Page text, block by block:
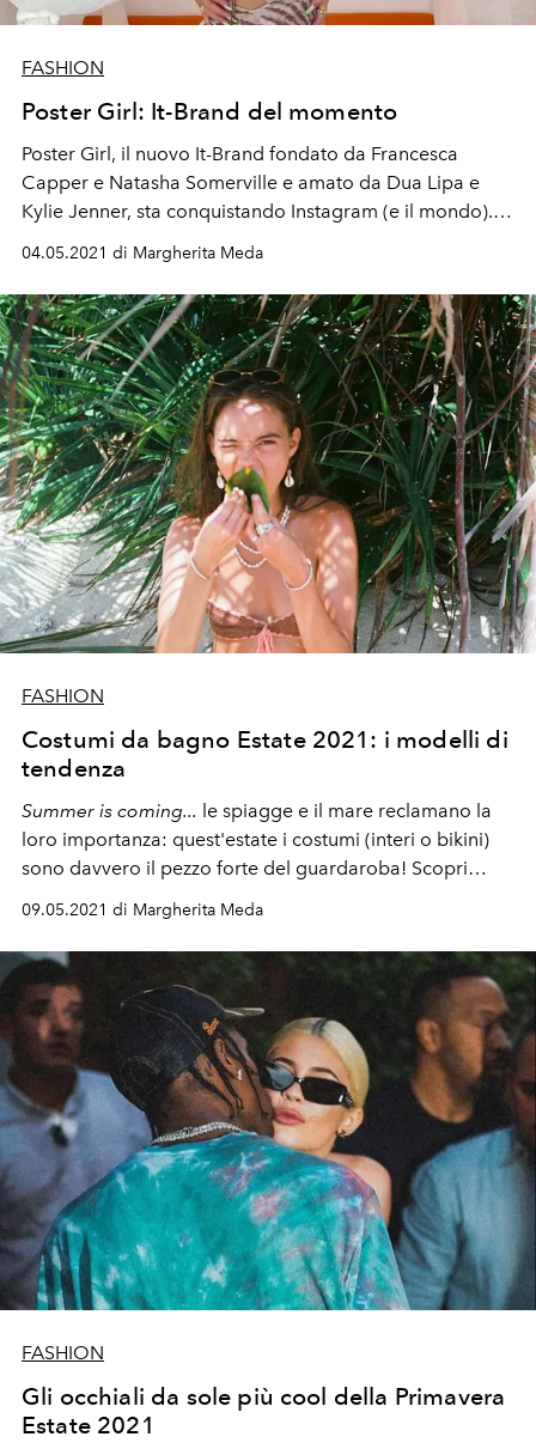
FASHION
Poster Girl: It-Brand del momento
Poster Girl, il nuovo It-Brand fondato da Francesca
Capper e Natasha Somerville e amato da Dua Lipa e
Kylie Jenner, sta conquistando Instagram (e il mondo).
Leggi l'intervista esclusiva alle due direttrici creative del
04.05.2021 di Margherita Meda
FASHION
Costumi da bagno Estate 2021: i modelli di
tendenza
Summer is coming... le spiagge e il mare reclamano la
loro importanza: quest'estate i costumi (interi o bikini)
sono davvero il pezzo forte del guardaroba! Scopri
quali sono i modelli ed i brand (da Calzedonia a The
Attico) più belli e di moda per l'estate 2021
09.05.2021 di Margherita Meda
FASHION
Gli occhiali da sole più cool della Primavera
Estate 2021